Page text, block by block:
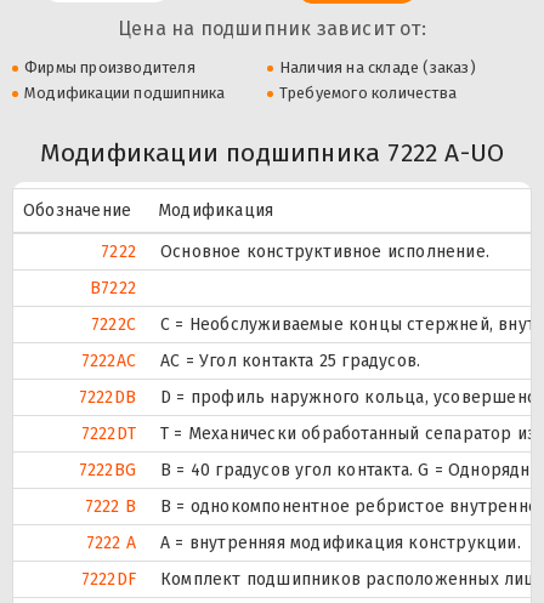
Цена на подшипник зависит от:
Фирмы производителя
Наличия на складе (заказ)
Модификации подшипника
Требуемого количества
Модификации подшипника 7222 A-UO
Обозначение
Модификация
7222
Основное конструктивное исполнение.
B7222
7222C
С = Необслуживаемые концы стержней,
7222AC
AC = Угол контакта 25 градусов.
7222DB
D = профиль наружного кольца,
7222DT
T = Механически обработанный сепаратор
7222BG
B = 40 градусов угол контакта. G =
7222 B
B = однокомпонентное ребристое
7222 A
A = внутренняя модификация конструкции.
7222DF
Комплект подшипников расположенных